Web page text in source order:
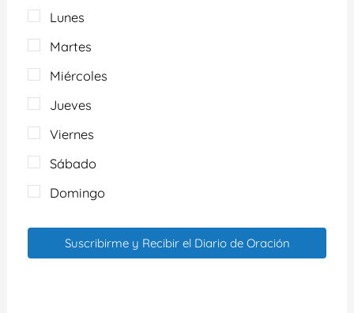
Lunes
Martes
Miércoles
Jueves
Viernes
Sábado
Domingo
Suscribirme y Recibir el Diario de Oración